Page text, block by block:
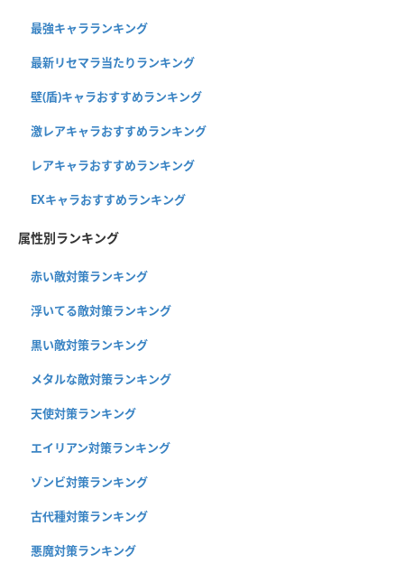
最強キャラランキング
最新リセマラ当たりランキング
壁(盾)キャラおすすめランキング
激レアキャラおすすめランキング
レアキャラおすすめランキング
EXキャラおすすめランキング
属性別ランキング
赤い敵対策ランキング
浮いてる敵対策ランキング
黒い敵対策ランキング
メタルな敵対策ランキング
天使対策ランキング
エイリアン対策ランキング
ゾンビ対策ランキング
古代種対策ランキング
悪魔対策ランキング